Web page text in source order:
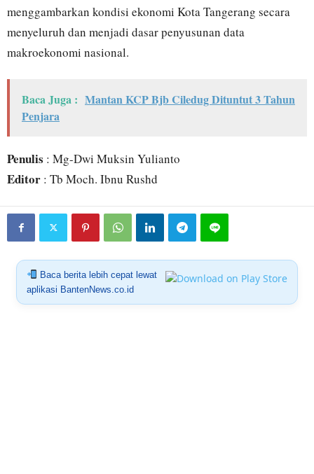
menggambarkan kondisi ekonomi Kota Tangerang secara
menyeluruh dan menjadi dasar penyusunan data
makroekonomi nasional.
Baca Juga : Mantan KCP Bjb Ciledug Dituntut 3 Tahun
Penjara
Penulis : Mg-Dwi Muksin Yulianto
Editor : Tb Moch. Ibnu Rushd
Baca berita lebih cepat lewat
aplikasi BantenNews.co.id